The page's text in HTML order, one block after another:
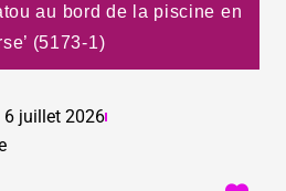
au bord de la piscine en
(5173-1)
6 juillet 2026